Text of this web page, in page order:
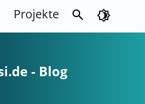
Projekte search brightness_4
- Blog